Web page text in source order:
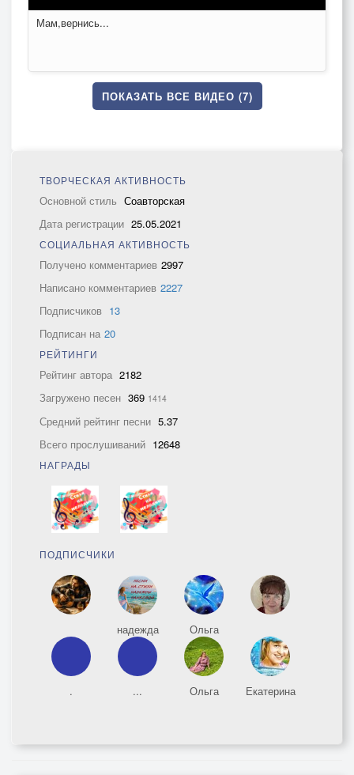
Мам,вернись...
ПОКАЗАТЬ ВСЕ ВИДЕО (7)
ТВОРЧЕСКАЯ АКТИВНОСТЬ
Основной стиль Соавторская
Дата регистрации 25.05.2021
СОЦИАЛЬНАЯ АКТИВНОСТЬ
Получено комментариев 2997
Написано комментариев 2227
Подписчиков 13
Подписан на 20
РЕЙТИНГИ
Рейтинг автора 2182
Загружено песен 369 1414
Средний рейтинг песни 5.37
Всего прослушиваний 12648
НАГРАДЫ
ПОДПИСЧИКИ
надежда Ольга
. ... Ольга Екатерина